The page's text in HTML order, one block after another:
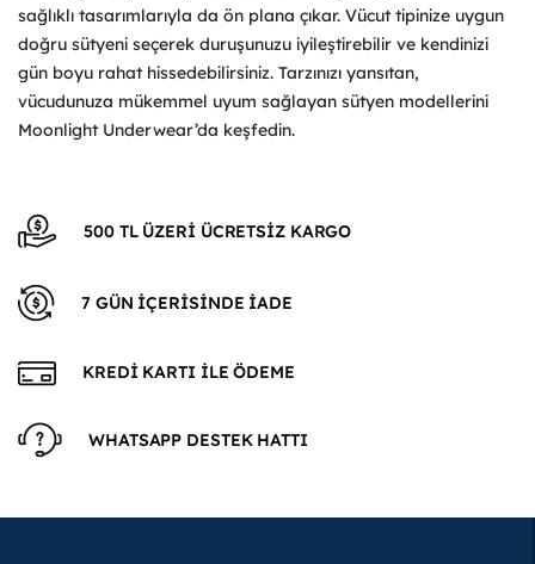
sağlıklı tasarımlarıyla da ön plana çıkar. Vücut tipinize uygun
doğru sütyeni seçerek duruşunuzu iyileştirebilir ve kendinizi
gün boyu rahat hissedebilirsiniz. Tarzınızı yansıtan,
vücudunuza mükemmel uyum sağlayan sütyen modellerini
Moonlight Underwear’da keşfedin.
500 TL ÜZERİ ÜCRETSİZ KARGO
7 GÜN İÇERİSİNDE İADE
KREDİ KARTI İLE ÖDEME
WHATSAPP DESTEK HATTI